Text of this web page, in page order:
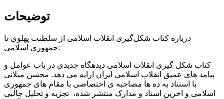
توضیحات
درباره کتاب شکل‌گیری انقلاب اسلامی از سلطنت پهلوی تا
جمهوری اسلامی:
کتاب شکل گیری انقلاب اسلامی دیدهگاه جدیدی در باب عوامل و
پیامد های عمیق انقلاب اسلامی ایران ارایه می دهد. محسن میلانی
با استناد به ده ها مصاحبه ی اختصاصی با مقام های جمهوری
اسلامی و اخرین اسناد و مدارک منتشر شده، تجزیه و تحلیل جالبی